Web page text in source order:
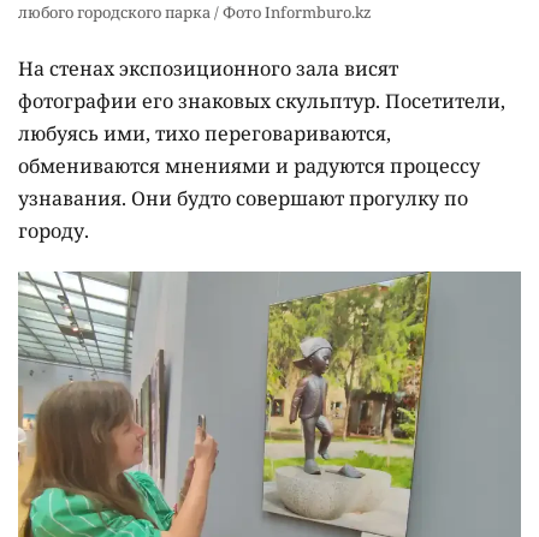
любого городского парка / Фото Informburo.kz
На стенах экспозиционного зала висят
фотографии его знаковых скульптур. Посетители,
любуясь ими, тихо переговариваются,
обмениваются мнениями и радуются процессу
узнавания. Они будто совершают прогулку по
городу.